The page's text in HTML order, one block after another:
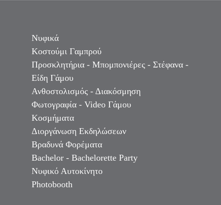
Νυφικά
Κοστούμι Γαμπρού
Προσκλητήρια - Μπομπονιέρες - Στέφανα -
Είδη Γάμου
Ανθοστολισμός - Διακόσμηση
Φωτογραφία - Video Γάμου
Κοσμήματα
Διοργάνωση Εκδηλώσεων
Βραδυνά Φορέματα
Bachelor - Bachelorette Party
Νυφικό Αυτοκίνητο
Photobooth